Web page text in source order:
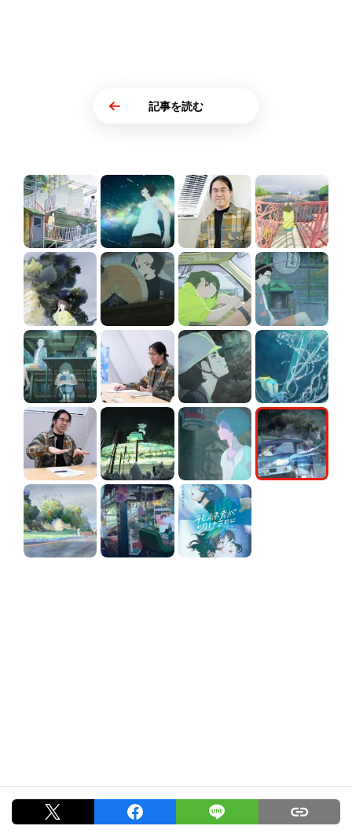
記事を読む